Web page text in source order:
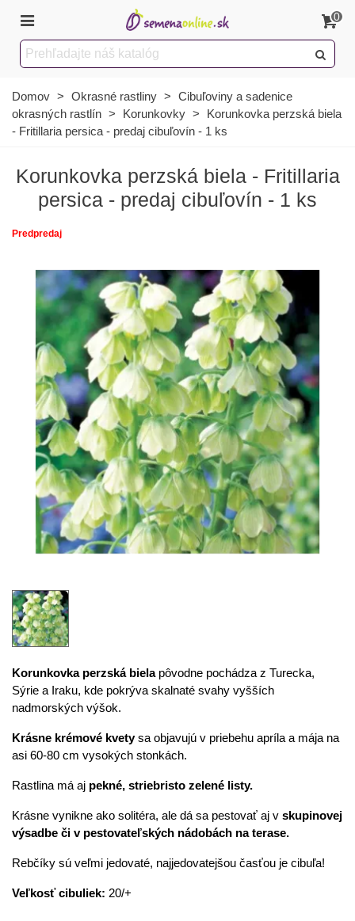
0
Domov > Okrasné rastliny > Cibuľoviny a sadenice
okrasných rastlín > Korunkovky >
Korunkovka perzská biela
- Fritillaria persica - predaj cibuľovín - 1 ks
Korunkovka perzská biela - Fritillaria
persica - predaj cibuľovín - 1 ks
Predpredaj
Korunkovka perzská bielapôvodne pochádza z Turecka,
Sýrie a Iraku, kde pokrýva skalnaté svahy vyšších
nadmorských výšok.
Krásne krémové kvetysa objavujú v priebehu apríla a mája na
asi 60-80 cm vysokých stonkách.
Rastlina má aj pekné, striebristo zelené listy.
Krásne vynikne ako solitéra, ale dá sa pestovať aj v skupinovej
výsadbe či v pestovateľských nádobách na terase.
Rebčíky sú veľmi jedovaté, najjedovatejšou časťou je cibuľa!
Veľkosť cibuliek: 20/+